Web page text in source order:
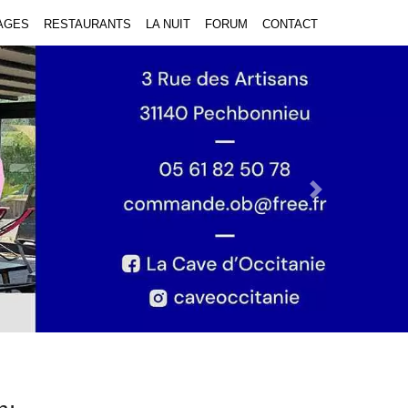
RESTAURANTS LA NUIT FORUM CONTACT
Next Slide